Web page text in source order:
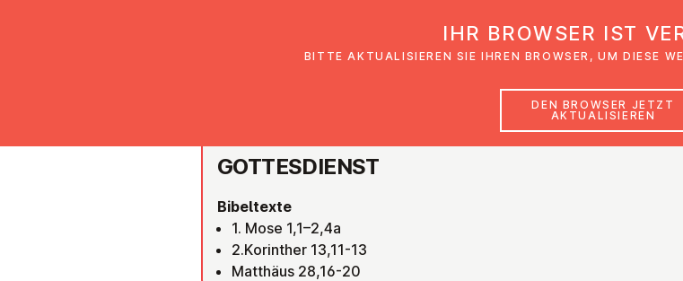
Glaubensimpulse News
GOT­TES­DIENST
Bibeltexte
1. Mose 1,1–2,4a
2.Korinther 13,11-13
Matthäus 28,16-20
IHR BROWSER IST
BITTE AKTUALISIEREN SIE IHREN BROWSER, UM DIESE
DEN BROWSER JETZT
AKTUALISIEREN